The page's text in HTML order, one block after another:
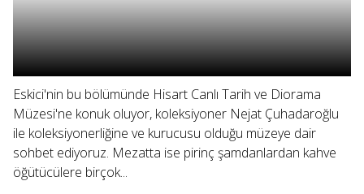
Eskici'nin bu bölümünde Hisart Canlı Tarih ve Diorama
Müzesi'ne konuk oluyor, koleksiyoner Nejat Çuhadaroğlu
ile koleksiyonerliğine ve kurucusu olduğu müzeye dair
sohbet ediyoruz. Mezatta ise pirinç şamdanlardan kahve
öğütücülere birçok...